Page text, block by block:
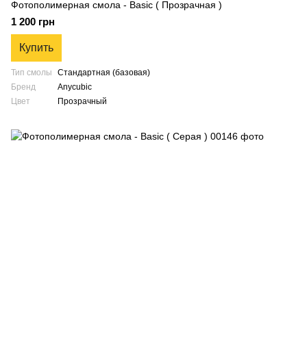
Фотополимерная смола - Basic ( Прозрачная )
1 200 грн
Купить
Тип смолы
Стандартная (базовая)
Бренд
Anycubic
Цвет
Прозрачный